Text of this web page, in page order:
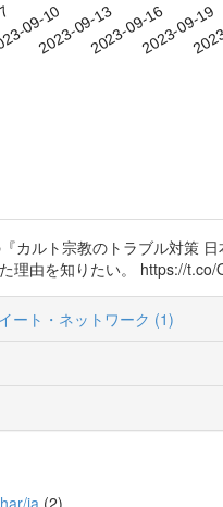
09-10
2023-09-132023-09-162023-09-19
ルト宗教のトラブル対策
理由を知りたい。 https://
ート・ネットワーク (1)